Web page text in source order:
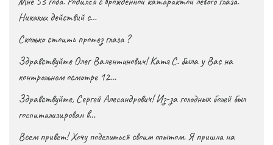
Никаких действий с…
Сколько стоить протез глаза ?
Здравствуйте Олег Валентинович! Катя С. была у Вас на
контрольном осмотре 12…
Здравствуйте, Сергей Алесандрович! Из-за голодных болей был
госпитализирован в…
Всем привет! Хочу поделиться своим опытом. Я пришла на